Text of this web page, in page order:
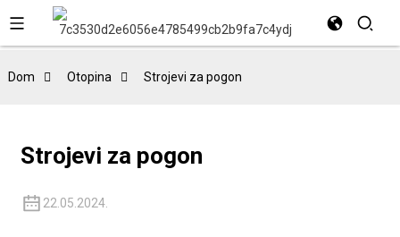
Dom Otopina Strojevi za pogon
Strojevi za pogon
22.05.2024.